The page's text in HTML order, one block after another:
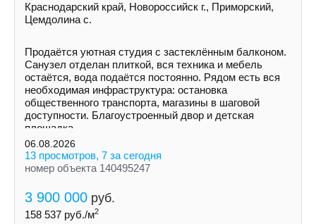
Краснодарский край, Новороссийск г., Приморский,
Цемдолина с.
Продаётся уютная студия с застеклённым балконом.
Санузел отделан плиткой, вся техника и мебель
остаётся, вода подаётся постоянно. Рядом есть вся
необходимая инфраструктура: остановка
общественного транспорта, магазины в шаговой
доступности. Благоустроенный двор и детская
площадка.
06.08.2026
13 просмотров, 7 за сегодня
номер объекта 140495247
3 900 000 руб.
158 537 руб./м2